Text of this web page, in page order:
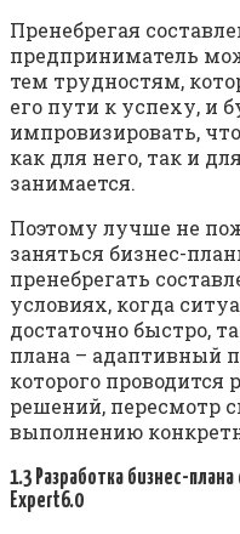
Пренебрегая
предприниматель
тем трудностям,
его пути к успеху, и
импровизировать,
как для него, так и
занимается.
Поэтому лучше не
заняться бизнес-
пренебрегать
условиях, когда
достаточно быстро,
плана – адаптивный
которого проводится
решений, пересмотр
выполнению
1.3 Разработка бизнес-
Expert6.0